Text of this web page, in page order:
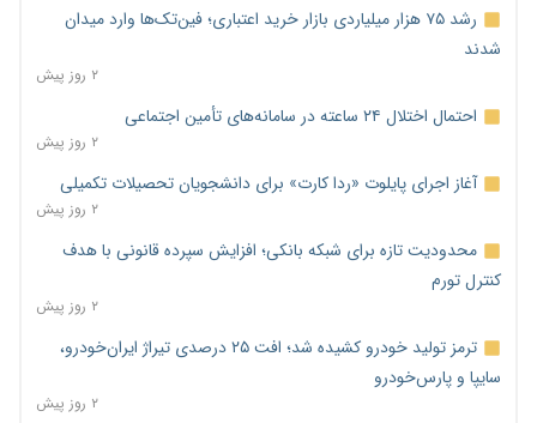
رشد ۷۵ هزار میلیاردی بازار خرید اعتباری؛ فین‌تک‌ها وارد میدان
شدند
۲ روز پیش
احتمال اختلال ۲۴ ساعته در سامانه‌های تأمین اجتماعی
۲ روز پیش
آغاز اجرای پایلوت «ردا کارت» برای دانشجویان تحصیلات تکمیلی
۲ روز پیش
محدودیت تازه برای شبکه بانکی؛ افزایش سپرده قانونی با هدف
کنترل تورم
۲ روز پیش
ترمز تولید خودرو کشیده شد؛ افت ۲۵ درصدی تیراژ ایران‌خودرو،
سایپا و پارس‌خودرو
۲ روز پیش